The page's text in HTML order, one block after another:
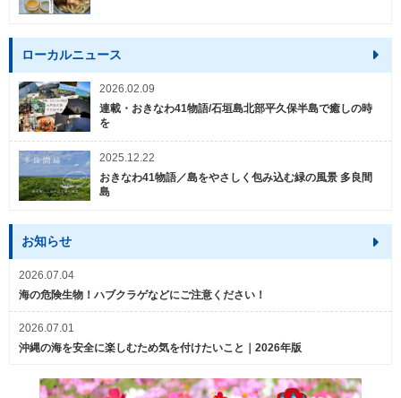
ローカルニュース
2026.02.09
連載・おきなわ41物語/石垣島北部平久保半島で癒しの時
を
2025.12.22
おきなわ41物語／島をやさしく包み込む緑の風景 多良間
島
お知らせ
2026.07.04
海の危険生物！ハブクラゲなどにご注意ください！
2026.07.01
沖縄の海を安全に楽しむため気を付けたいこと｜2026年版